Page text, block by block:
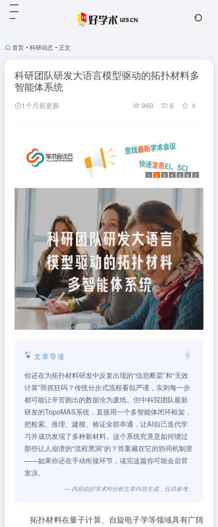
首页 • 科研动态 • 正文
科研团队研发大语言模型驱动的拓扑材料多
智能体系统
1个月前更新 960 6 0
1 2 3 4 5 6 7
文章导读
你还在为拓扑材料研发中反复出现的“信息断层”和“无效
计算”而抓狂吗？传统分步式流程看似严谨，实则每一步
都可能让辛苦跑出的数据沦为废纸。但中科院团队最新
研发的TopoMAS系统，直接用一个多智能体闭环框架，
把检索、推理、建模、验证全部串通，让AI自己迭代学
习并成功发现了多种新材料。这个系统究竟是如何绕过
那些让人崩溃的“流程黑洞”的？答案藏在它的协同机制里
——如果你还在手动衔接环节，读完这篇你可能会后背
发凉。
— 内容由好学术AI分析文章内容生成，仅供参考。
拓扑材料在量子计算、自旋电子学等领域具有广阔